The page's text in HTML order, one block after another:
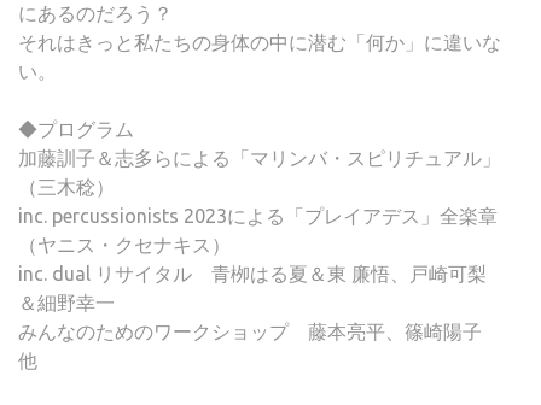
にあるのだろう？
それはきっと私たちの身体の中に潜む「何か」に違いな
い。
◆プログラム
加藤訓子＆志多らによる「マリンバ・スピリチュアル」
（三木稔）
inc. percussionists 2023による「プレイアデス」全楽章
（ヤニス・クセナキス）
inc. dual リサイタル 青栁はる夏＆東 廉悟、戸崎可梨
＆細野幸一
みんなのためのワークショップ 藤本亮平、篠崎陽子
他